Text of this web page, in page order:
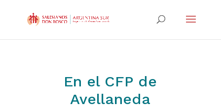
En el CFP de
Avellaneda